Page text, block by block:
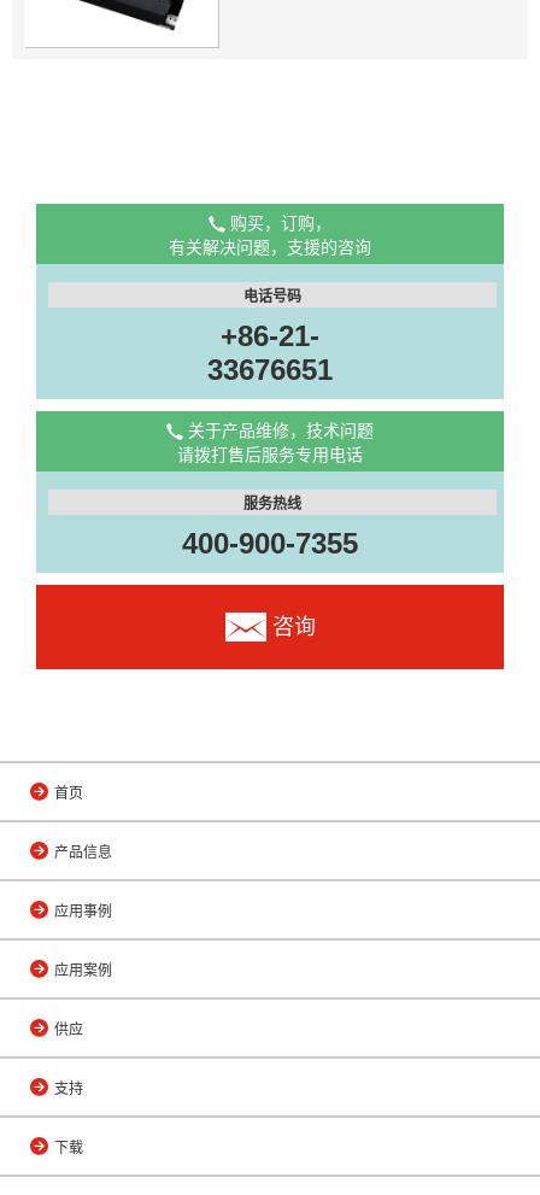
购买，订购，
有关解决问题，支援的咨询
电话号码
+86-21-
33676651
关于产品维修，技术问题
请拨打售后服务专用电话
服务热线
400-900-7355
咨询
首页
产品信息
应用事例
应用案例
供应
支持
下载